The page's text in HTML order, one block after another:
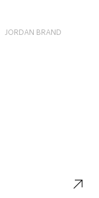
JORDAN BRAND
↗︎